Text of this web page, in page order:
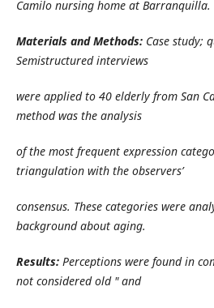
Camilo nursing home at Barranquilla.
Materials and Methods: Case study;
Semistructured interviews
were applied to 40 elderly from San
method was the analysis
of the most frequent expression
triangulation with the observers’
consensus. These categories were
background about aging.
Results: Perceptions were found in
not considered old " and